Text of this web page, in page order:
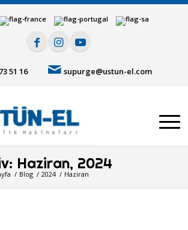
51 16 supurge@ustun-el.com
Haziran, 2024
/ Blog / 2024 / Haziran